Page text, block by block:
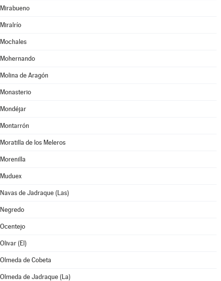
Mirabueno
Miralrío
Mochales
Mohernando
Molina de Aragón
Monasterio
Mondéjar
Montarrón
Moratilla de los Meleros
Morenilla
Muduex
Navas de Jadraque (Las)
Negredo
Ocentejo
Olivar (El)
Olmeda de Cobeta
Olmeda de Jadraque (La)